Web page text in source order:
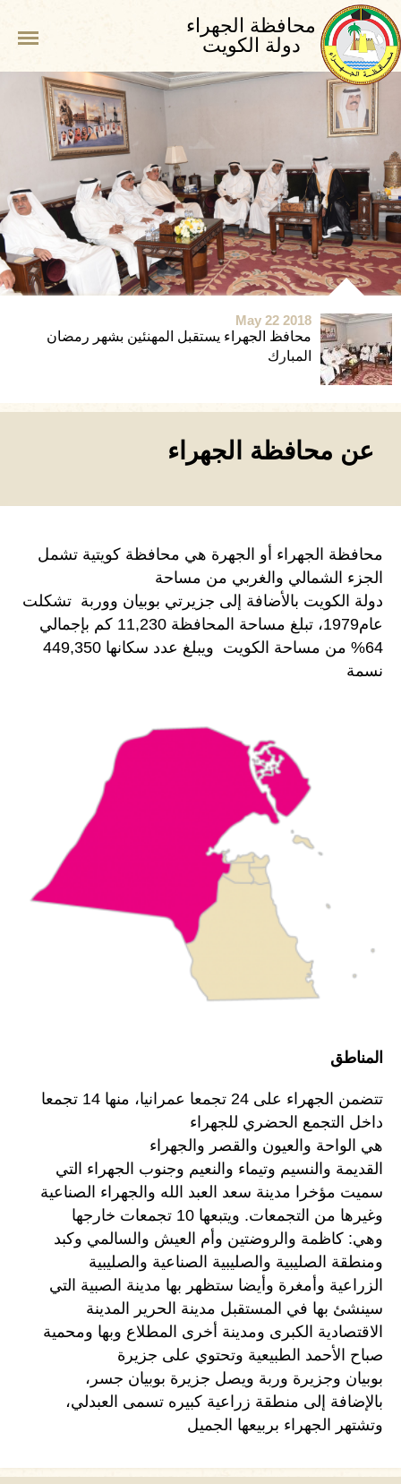
محافظة الجهراء
دولة الكويت
May 22 2018
محافظ الجهراء يستقبل المهنئين بشهر رمضان
المبارك
عن محافظة الجهراء
محافظة الجهراء أو الجهرة هي محافظة كويتية تشمل
الجزء الشمالي والغربي من مساحة
دولة الكويت بالأضافة إلى جزيرتي بوبيان ووربة تشكلت
عام1979، تبلغ مساحة المحافظة 11,230 كم بإجمالي
64% من مساحة الكويت ويبلغ عدد سكانها 449,350
نسمة
المناطق
تتضمن الجهراء على 24 تجمعا عمرانيا، منها 14 تجمعا
داخل التجمع الحضري للجهراء
هي الواحة والعيون والقصر والجهراء
القديمة والنسيم وتيماء والنعيم وجنوب الجهراء التي
سميت مؤخرا مدينة سعد العبد الله والجهراء الصناعية
وغيرها من التجمعات. ويتبعها 10 تجمعات خارجها
وهي: كاظمة والروضتين وأم العيش والسالمي وكبد
ومنطقة الصليبية والصليبية الصناعية والصليبية
الزراعية وأمغرة وأيضا ستظهر بها مدينة الصبية التي
سينشئ بها في المستقبل مدينة الحرير المدينة
الاقتصادية الكبرى ومدينة أخرى المطلاع وبها ومحمية
صباح الأحمد الطبيعية وتحتوي على جزيرة
بوبيان وجزيرة وربة ويصل جزيرة بوبيان جسر،
بالإضافة إلى منطقة زراعية كبيره تسمى العبدلي،
وتشتهر الجهراء بربيعها الجميل